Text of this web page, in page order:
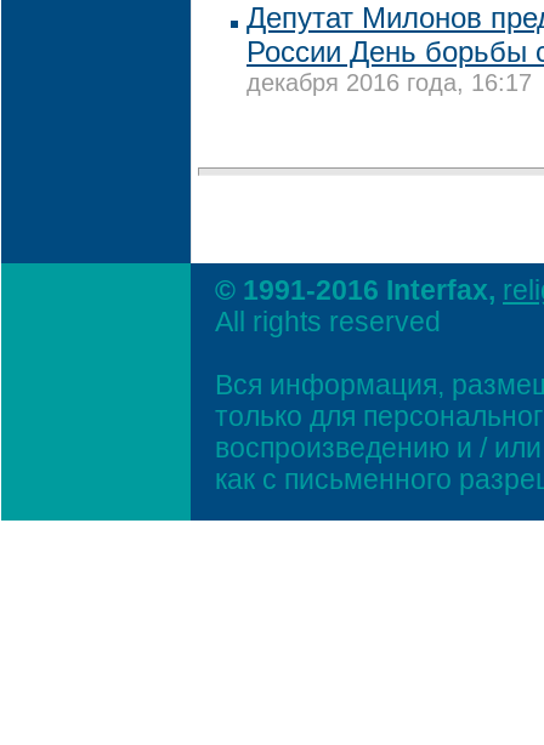
Депутат Милонов
России День борьбы
декабря 2016 года, 16:17
© 1991-2016 Interfax,
All rights reserved
Вся информация,
только для
воспроизведению и /
как с письменного